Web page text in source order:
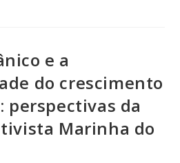
e a
do crescimento
perspectivas da
Marinha do